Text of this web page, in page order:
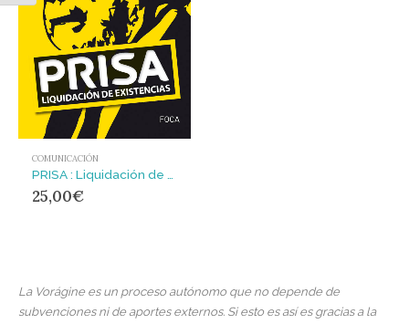
COMUNICACIÓN
PRISA : Liquidación de existencias
25,00€
La Vorágine es un proceso autónomo que no depende de
subvenciones ni de aportes externos. Si esto es así es gracias a la